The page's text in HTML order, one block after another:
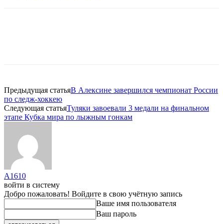
Предыдущая статьяВ Алексине завершился чемпионат России
по следж-хоккею
Следующая статьяТуляки завоевали 3 медали на финальном
этапе Кубка мира по лыжным гонкам
A1610
войти в систему
Добро пожаловать! Войдите в свою учётную запись
Ваше имя пользователя
Ваш пароль